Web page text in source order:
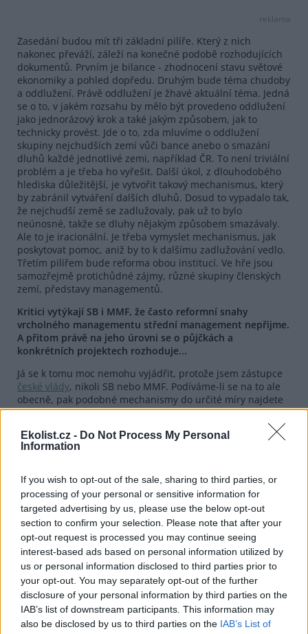
Ekolist.cz - Do Not Process My Personal
Information
If you wish to opt-out of the sale, sharing to third parties, or
processing of your personal or sensitive information for
targeted advertising by us, please use the below opt-out
section to confirm your selection. Please note that after your
opt-out request is processed you may continue seeing
interest-based ads based on personal information utilized by
us or personal information disclosed to third parties prior to
your opt-out. You may separately opt-out of the further
disclosure of your personal information by third parties on the
IAB’s list of downstream participants. This information may
also be disclosed by us to third parties on the IAB’s List of
reklama
Zasedání budou mít tři základní pilíře. Který z nich
nakonec převáží, záleží na konečné podobě rozhodujících
dokumentů. Prvním je bilance - zhodnocení stavu světové
ekonomiky a pohled dopředu. Druhým bude téma chudoby
a oddlužení. Právě oddlužení je žhavé aktuální téma. Jedná
se o to, v jakém rozsahu by mělo být provedeno oddlužení
jako jednorázový krok a také jakým způsobem, jak to
technicky provést. Jde o to, zda mluvíme o oddlužení
skupiny nejchudších zemí vůči bance anebo o smazání
dluhů každé jednotlivé zemi, například ČR. To není triviální
problém a je třeba ho vyřešit. Další úkol, z dlouhodobého
hlediska důležitější, je vytvořit takový mechanismus, který
by zabránil vytváření dalších dluhů. Dosud to vypadalo tak,
že nejchudší země se zadlužovaly, pak už to bylo
neúnosné, takže se dluhy nějakým způsobem smazávaly.
Ale to je iracionální. Je třeba vymyslet mechanismus, jak
poskytovat pomoc, aniž by to k dalšímu zadlužování vedlo.
Třetím pilířem bude reforma obou institucí. Ve hře jsou
samozřejmě protichůdné zájmy, různé skupiny členských
zemí, představy managementů.
Kritici vytýkají SB i MMF, že často reformní snahy
vrcholného managementu střední management nepřijme.
A přitom právě na jeho úrovni se o půjčkách a
konkrétních projektech rozhoduje...
Já se k tomu moc nemohu vyjádřit, protože jsem zástupce
české vlády, nikoli SB nebo MMF. Podíváme-li se na to ale
obecně, pak podobné mechanismy do určité míry najdete
u každé velké instituce. Existuje iniciátor a pak to pomalu
instituce větší, tím narůstá i setrvačnost jejích struktur.
Kritici tady mohou mít do značné míry pravdu.
Kritika nejde jen ze strany nevládních organizací, ale také
od tzv. Meltzerovy komise...
Zpráva Meltzerovy komise je samozřejmě výrazný
dokument. Musím ale konstatovat, že není tak úplně
jednoznačná, jak to některé kruhy, především kritici MMF a
SB, interpretují. Pokud já vím, tak Meltzerova zpráva byla
přijata poměrně kontroverzně. Poukazuje se přitom na
celou řadu zpochybnitelných míst v analýzách i v závěrech.
Druhá, méně známá skutečnost je, že několik členů té
komise rezignovalo, protože nesouhlasili s vyzněním
závěrečné zprávy. Berme tedy Meltzerovu zprávu jako
konzultativní dokument, ale ne jako jedinou a